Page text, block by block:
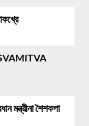
SVAMITVA
মন্ত্রীনা শৈশকপা